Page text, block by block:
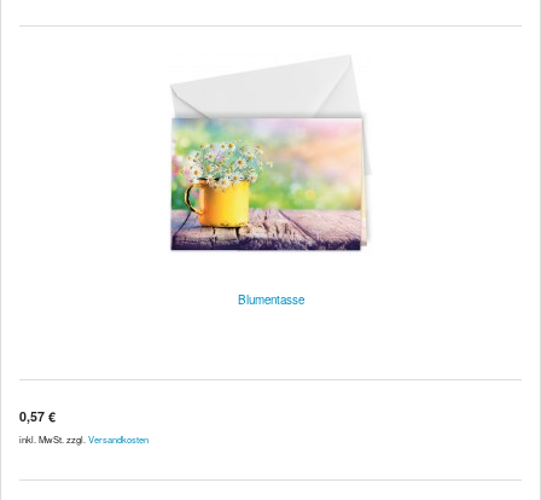
Blumentasse
0,57 €
inkl. MwSt. zzgl. Versandkosten